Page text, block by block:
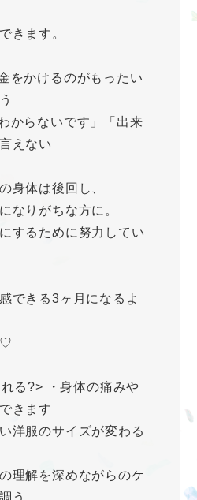
きます。
をかけるのがもったい
からないです」「出来
えない
身体は後回し、
なりがちな方に。
するために努力してい
できる3ヶ月になるよ
♡
る?> ・身体の痛みや
きます
洋服のサイズが変わる
理解を深めながらのケ